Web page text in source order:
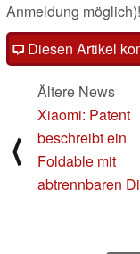
Anmeldung möglich)!
Diesen Artikel
⟨
Ältere News
Xiaomi: Patent
beschreibt ein
Foldable mit
abtrennbaren